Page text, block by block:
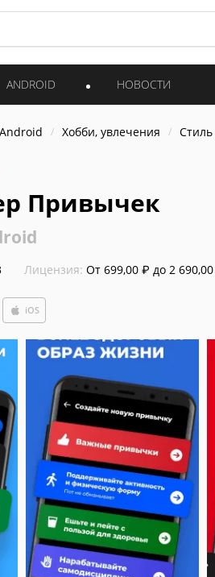
ANDROID НОВОСТИ
Android Хобби, увлечения
Привычек
Лицензия: От 699,00 ₽ до 2
iOS